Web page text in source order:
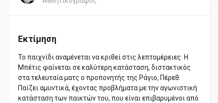
Εκτίμηση
Το παιχνίδι αναμένεται να κριθεί στις λεπτομέρειες. Η
Μπέτις φαίνεται σε καλύτερη κατάσταση, διστακτικός
στα τελευταία ματς ο προπονητής της Ράγιο, Πέρεθ.
Παίζει αμυντικά, έχοντας προβλήματα με την αγωνιστική
κατάσταση των παικτών του, που είναι επιβαρυμένοι από